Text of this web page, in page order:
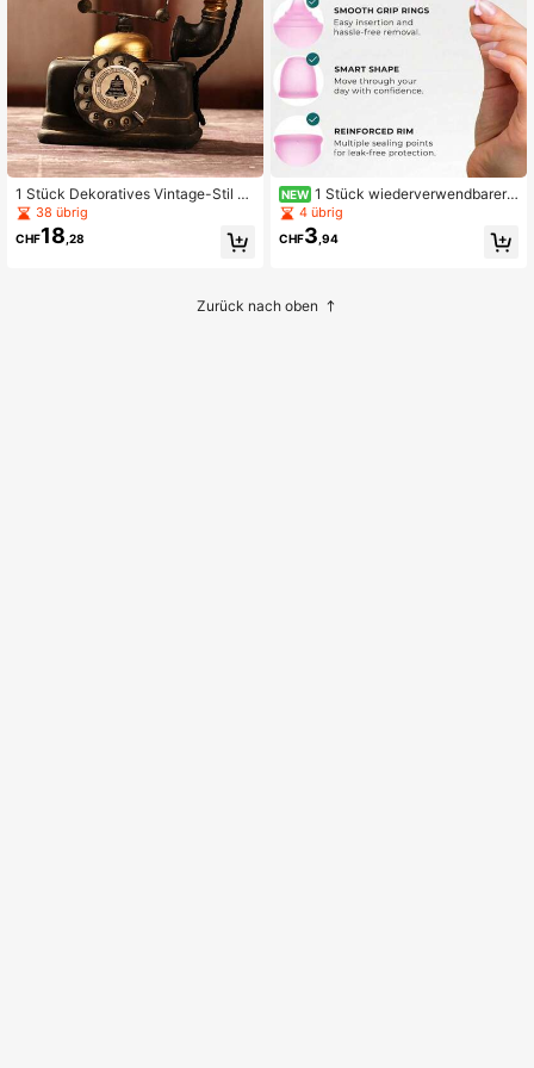
1 Stück Dekoratives Vintage-Stil H
andy, Wohndekoration Accessoire
38 übrig
CHF18 ,28
NEW 1 Stück wiederverwendbarer 1
2-Stunden-Menstruationsbecher in
Rosa für Frauen mit Auslaufschutz
4 übrig
CHF3 ,94
Zurück nach oben